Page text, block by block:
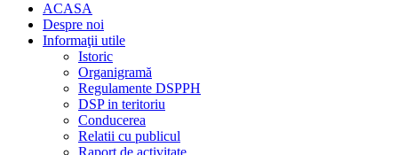
ACASA
Despre noi
Informaţii utile
Istoric
Organigramă
Regulamente DSPPH
DSP in teritoriu
Conducerea
Relatii cu publicul
Raport de activitate